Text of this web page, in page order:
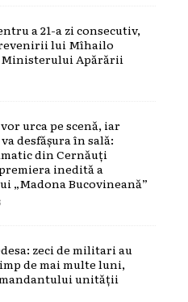
a 21-a zi consecutiv,
lui Mîhailo
Ministerului Apărării
urca pe scenă, iar
desfășura în sală:
din Cernăuți
inedită a
„Madona Bucovineană”
zeci de militari au
de mai multe luni,
unității